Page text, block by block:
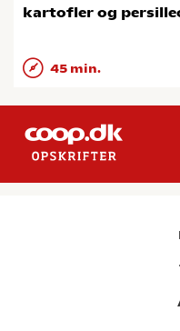
kartofler og
45 min.